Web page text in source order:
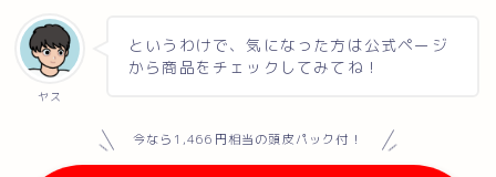
ヤス
というわけで、気になった方は公式ページ
から商品をチェックしてみてね！
今なら1,466円相当の頭皮パック付！